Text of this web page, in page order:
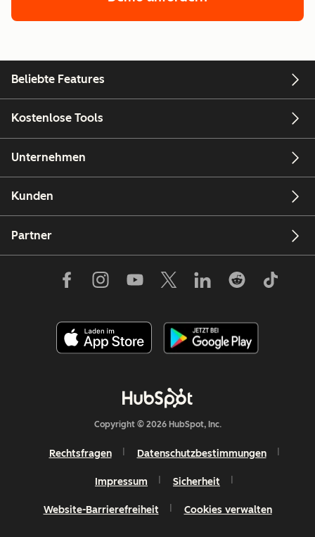
Beliebte Features
Kostenlose Tools
Unternehmen
Kunden
Partner
Copyright © 2026 HubSpot, Inc.
Rechtsfragen Datenschutzbestimmungen
Impressum Sicherheit
Website-Barrierefreiheit Cookies verwalten